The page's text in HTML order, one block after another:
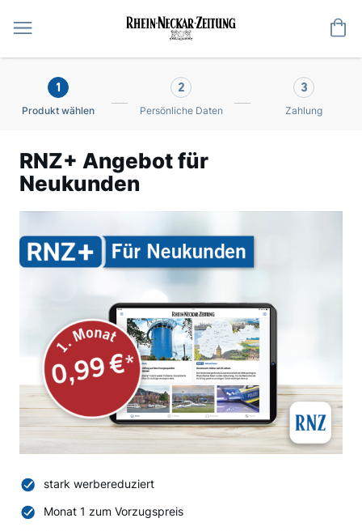
1
Produkt wählen
2
Persönliche Daten
3
Zahlung
RNZ+ Angebot für
Neukunden
stark werbereduziert
Monat 1 zum Vorzugspreis